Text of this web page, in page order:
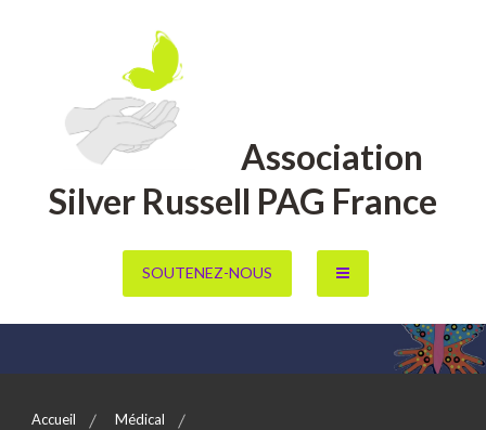
Association
Silver Russell PAG France
SOUTENEZ-NOUS
Accueil
Médical